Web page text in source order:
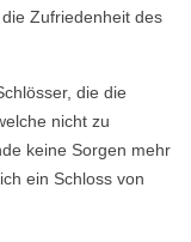
Zufriedenheit des
die die
nicht zu
keine Sorgen mehr
ein Schloss von